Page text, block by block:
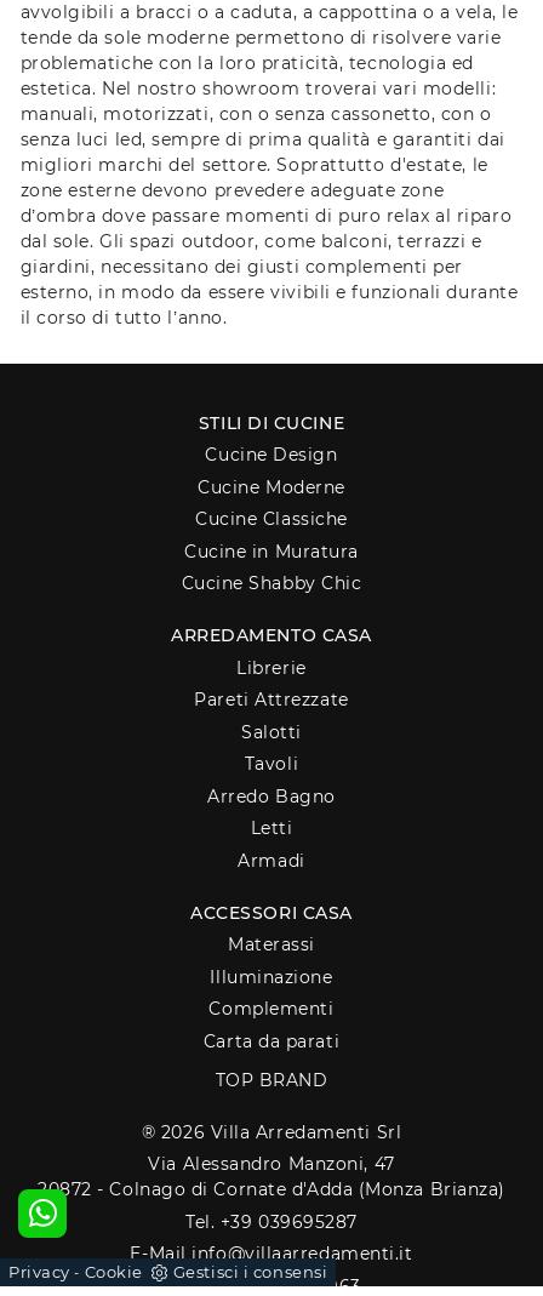
avvolgibili a bracci o a caduta, a cappottina o a vela, le
tende da sole moderne permettono di risolvere varie
problematiche con la loro praticità, tecnologia ed
estetica. Nel nostro showroom troverai vari modelli:
manuali, motorizzati, con o senza cassonetto, con o
senza luci led, sempre di prima qualità e garantiti dai
migliori marchi del settore. Soprattutto d'estate, le
zone esterne devono prevedere adeguate zone
d’ombra dove passare momenti di puro relax al riparo
dal sole. Gli spazi outdoor, come balconi, terrazzi e
giardini, necessitano dei giusti complementi per
esterno, in modo da essere vivibili e funzionali durante
il corso di tutto l’anno.
STILI DI CUCINE
Cucine Design
Cucine Moderne
Cucine Classiche
Cucine in Muratura
Cucine Shabby Chic
ARREDAMENTO CASA
Librerie
Pareti Attrezzate
Salotti
Tavoli
Arredo Bagno
Letti
Armadi
ACCESSORI CASA
Materassi
Illuminazione
Complementi
Carta da parati
TOP BRAND
® 2026 Villa Arredamenti Srl
Via Alessandro Manzoni, 47
20872 - Colnago di Cornate d'Adda (Monza Brianza)
Tel. +39 039695287
E-Mail info@villaarredamenti.it
P.IVA 00889680963
Privacy - Cookie Gestisci i consensi